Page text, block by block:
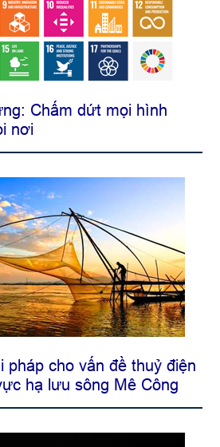
Chấm dứt mọi hình
nơi
pháp cho vấn đề thuỷ điện
hạ lưu sông Mê Công